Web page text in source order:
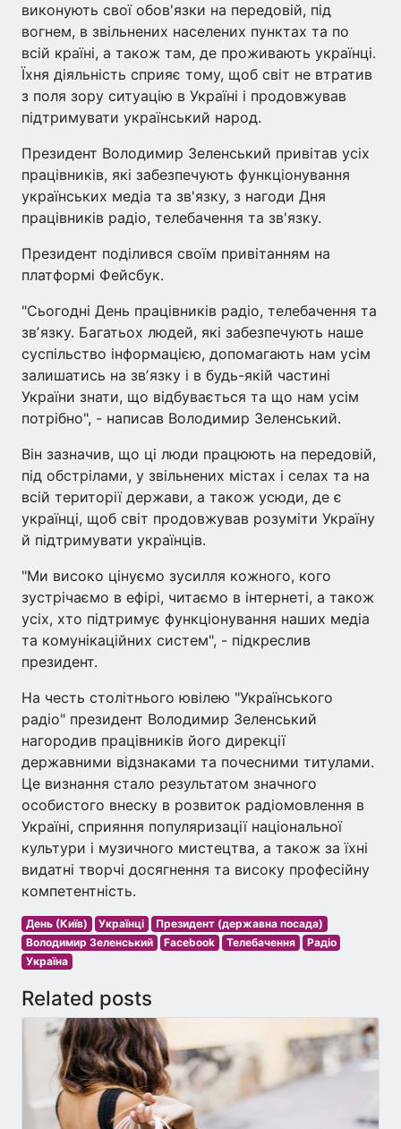
виконують свої обов'язки на передовій, під
вогнем, в звільнених населених пунктах та по
всій країні, а також там, де проживають українці.
Їхня діяльність сприяє тому, щоб світ не втратив
з поля зору ситуацію в Україні і продовжував
підтримувати український народ.
Президент Володимир Зеленський привітав усіх
працівників, які забезпечують функціонування
українських медіа та зв'язку, з нагоди Дня
працівників радіо, телебачення та зв'язку.
Президент поділився своїм привітанням на
платформі Фейсбук.
"Сьогодні День працівників радіо, телебачення та
звʼязку. Багатьох людей, які забезпечують наше
суспільство інформацією, допомагають нам усім
залишатись на звʼязку і в будь-якій частині
України знати, що відбувається та що нам усім
потрібно", - написав Володимир Зеленський.
Він зазначив, що ці люди працюють на передовій,
під обстрілами, у звільнених містах і селах та на
всій території держави, а також усюди, де є
українці, щоб світ продовжував розуміти Україну
й підтримувати українців.
"Ми високо цінуємо зусилля кожного, кого
зустрічаємо в ефірі, читаємо в інтернеті, а також
усіх, хто підтримує функціонування наших медіа
та комунікаційних систем", - підкреслив
президент.
На честь столітнього ювілею "Українського
радіо" президент Володимир Зеленський
нагородив працівників його дирекції
державними відзнаками та почесними титулами.
Це визнання стало результатом значного
особистого внеску в розвиток радіомовлення в
Україні, сприяння популяризації національної
культури і музичного мистецтва, а також за їхні
видатні творчі досягнення та високу професійну
компетентність.
День (Київ) Українці
Президент (державна посада)
Володимир Зеленський
Facebook Телебачення
Радіо
Україна
Related posts